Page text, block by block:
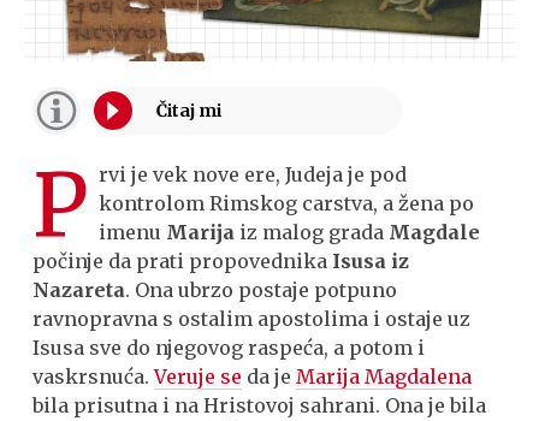
P rvi je vek nove ere, Judeja je pod
kontrolom Rimskog carstva, a žena po
imenu Marija iz malog grada Magdale
počinje da prati propovednika Isusa iz
Nazareta. Ona ubrzo postaje potpuno
ravnopravna s ostalim apostolima i ostaje uz
Isusa sve do njegovog raspeća, a potom i
vaskrsnuća.Veruje se da jeMarija Magdalena
bila prisutna i na Hristovoj sahrani. Ona je bila